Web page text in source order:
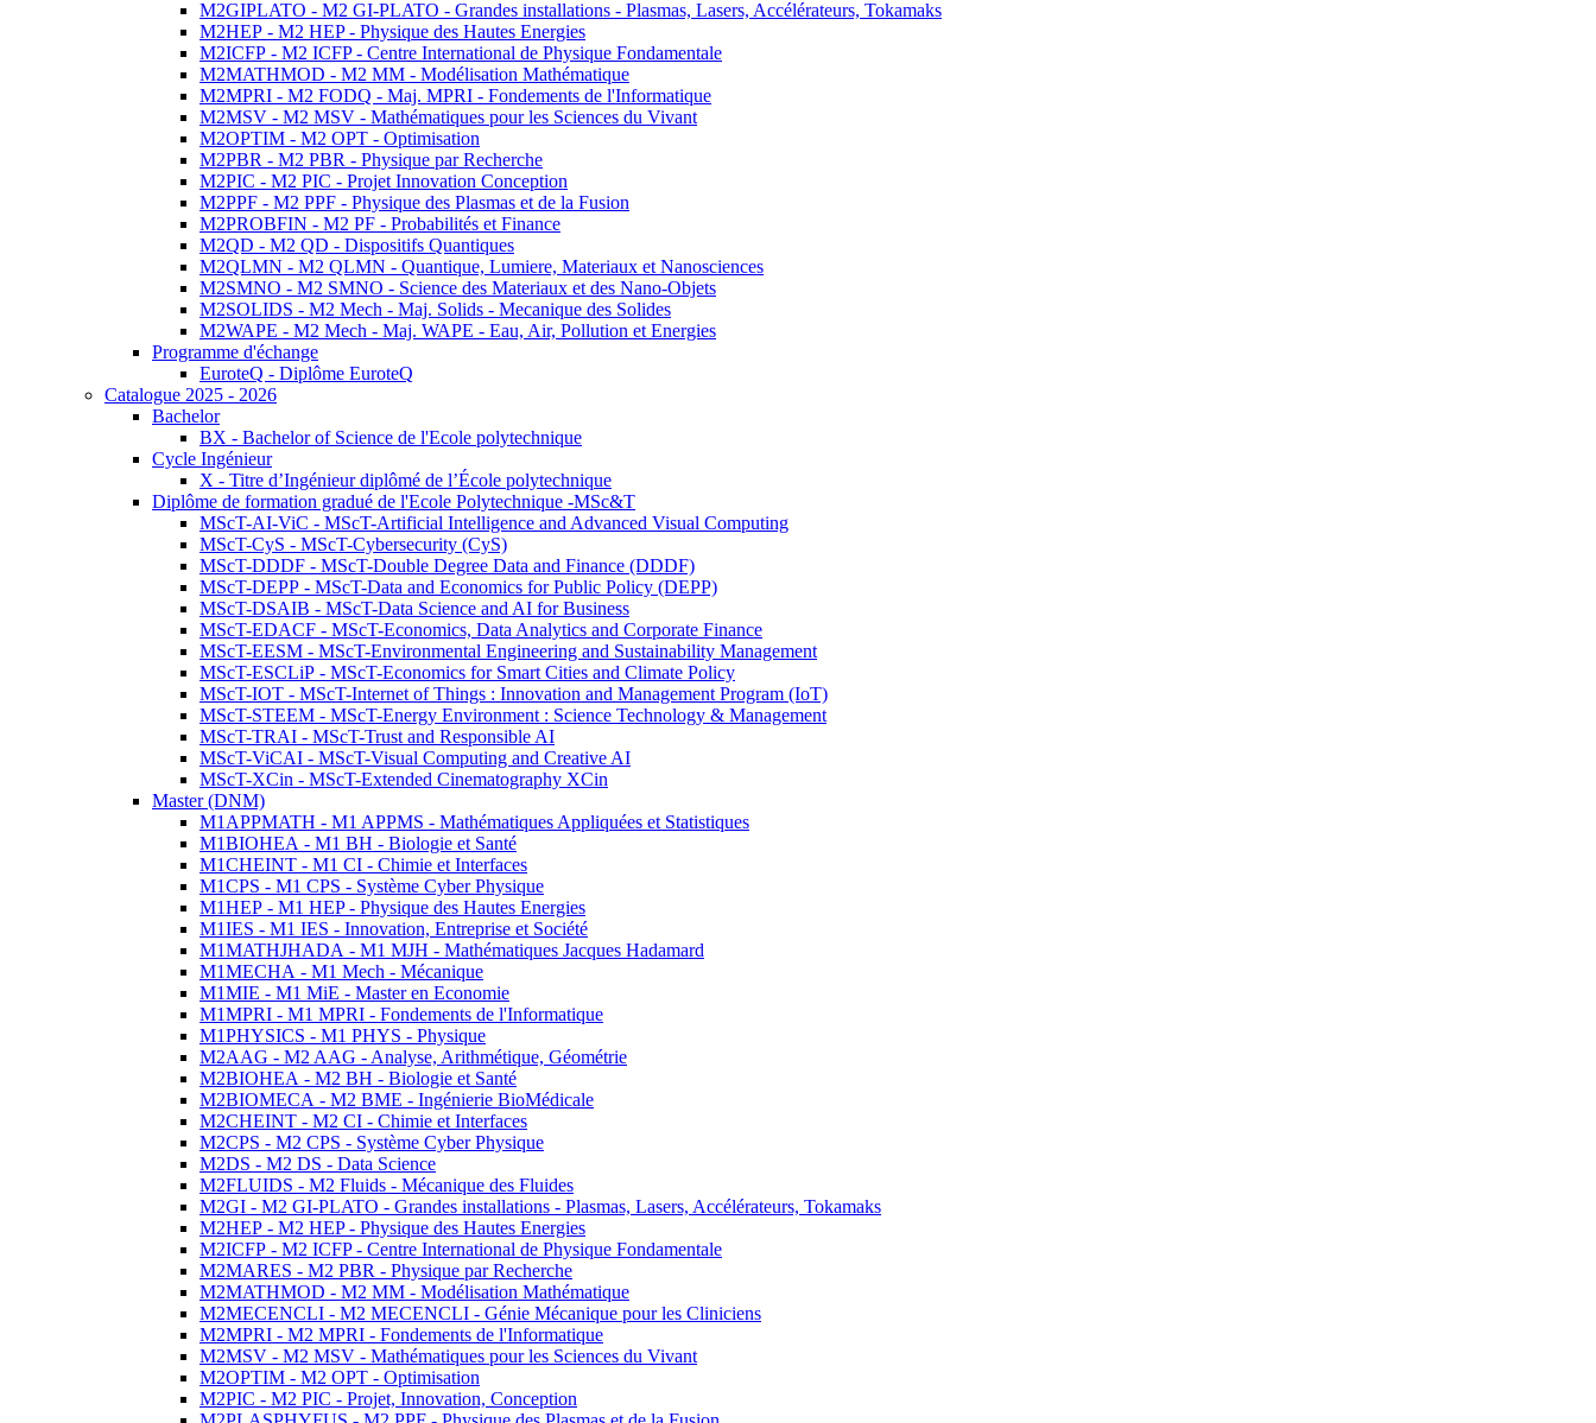
M2GIPLATO - M2 GI-PLATO - Grandes installations - Plasmas, Lasers, Accélérateurs, Tokamaks
M2HEP - M2 HEP - Physique des Hautes Energies
M2ICFP - M2 ICFP - Centre International de Physique Fondamentale
M2MATHMOD - M2 MM - Modélisation Mathématique
M2MPRI - M2 FODQ - Maj. MPRI - Fondements de l'Informatique
M2MSV - M2 MSV - Mathématiques pour les Sciences du Vivant
M2OPTIM - M2 OPT - Optimisation
M2PBR - M2 PBR - Physique par Recherche
M2PIC - M2 PIC - Projet Innovation Conception
M2PPF - M2 PPF - Physique des Plasmas et de la Fusion
M2PROBFIN - M2 PF - Probabilités et Finance
M2QD - M2 QD - Dispositifs Quantiques
M2QLMN - M2 QLMN - Quantique, Lumiere, Materiaux et Nanosciences
M2SMNO - M2 SMNO - Science des Materiaux et des Nano-Objets
M2SOLIDS - M2 Mech - Maj. Solids - Mecanique des Solides
M2WAPE - M2 Mech - Maj. WAPE - Eau, Air, Pollution et Energies
Programme d'échange
EuroteQ - Diplôme EuroteQ
Catalogue 2025 - 2026
Bachelor
BX - Bachelor of Science de l'Ecole polytechnique
Cycle Ingénieur
X - Titre d’Ingénieur diplômé de l’École polytechnique
Diplôme de formation gradué de l'Ecole Polytechnique -MSc&T
MScT-AI-ViC - MScT-Artificial Intelligence and Advanced Visual Computing
MScT-CyS - MScT-Cybersecurity (CyS)
MScT-DDDF - MScT-Double Degree Data and Finance (DDDF)
MScT-DEPP - MScT-Data and Economics for Public Policy (DEPP)
MScT-DSAIB - MScT-Data Science and AI for Business
MScT-EDACF - MScT-Economics, Data Analytics and Corporate Finance
MScT-EESM - MScT-Environmental Engineering and Sustainability Management
MScT-ESCLiP - MScT-Economics for Smart Cities and Climate Policy
MScT-IOT - MScT-Internet of Things : Innovation and Management Program (IoT)
MScT-STEEM - MScT-Energy Environment : Science Technology & Management
MScT-TRAI - MScT-Trust and Responsible AI
MScT-ViCAI - MScT-Visual Computing and Creative AI
MScT-XCin - MScT-Extended Cinematography XCin
Master (DNM)
M1APPMATH - M1 APPMS - Mathématiques Appliquées et Statistiques
M1BIOHEA - M1 BH - Biologie et Santé
M1CHEINT - M1 CI - Chimie et Interfaces
M1CPS - M1 CPS - Système Cyber Physique
M1HEP - M1 HEP - Physique des Hautes Energies
M1IES - M1 IES - Innovation, Entreprise et Société
M1MATHJHADA - M1 MJH - Mathématiques Jacques Hadamard
M1MECHA - M1 Mech - Mécanique
M1MIE - M1 MiE - Master en Economie
M1MPRI - M1 MPRI - Fondements de l'Informatique
M1PHYSICS - M1 PHYS - Physique
M2AAG - M2 AAG - Analyse, Arithmétique, Géométrie
M2BIOHEA - M2 BH - Biologie et Santé
M2BIOMECA - M2 BME - Ingénierie BioMédicale
M2CHEINT - M2 CI - Chimie et Interfaces
M2CPS - M2 CPS - Système Cyber Physique
M2DS - M2 DS - Data Science
M2FLUIDS - M2 Fluids - Mécanique des Fluides
M2GI - M2 GI-PLATO - Grandes installations - Plasmas, Lasers, Accélérateurs, Tokamaks
M2HEP - M2 HEP - Physique des Hautes Energies
M2ICFP - M2 ICFP - Centre International de Physique Fondamentale
M2MARES - M2 PBR - Physique par Recherche
M2MATHMOD - M2 MM - Modélisation Mathématique
M2MECENCLI - M2 MECENCLI - Génie Mécanique pour les Cliniciens
M2MPRI - M2 MPRI - Fondements de l'Informatique
M2MSV - M2 MSV - Mathématiques pour les Sciences du Vivant
M2OPTIM - M2 OPT - Optimisation
M2PIC - M2 PIC - Projet, Innovation, Conception